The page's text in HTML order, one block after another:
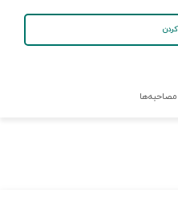
مصاحبه‌ها